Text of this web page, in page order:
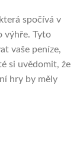
spočívá v
výhře. Tyto
vaše peníze,
si uvědomit, že
hry by měly